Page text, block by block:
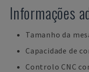
Informações
Tamanho da
Capacidade de
Controlo CNC